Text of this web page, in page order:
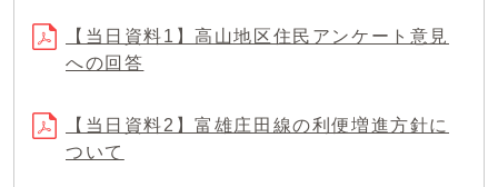
【当日資料1】高山地区住民アンケート意見
への回答
【当日資料2】富雄庄田線の利便増進方針に
ついて